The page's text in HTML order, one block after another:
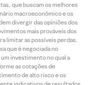
que buscam os melhores
macroeconômico e os
divergir das opiniões dos
mais prováveis dos
limitar as possíveis perdas.
que é negociada no
investimento no qual a
as cotações de
de alto risco e os